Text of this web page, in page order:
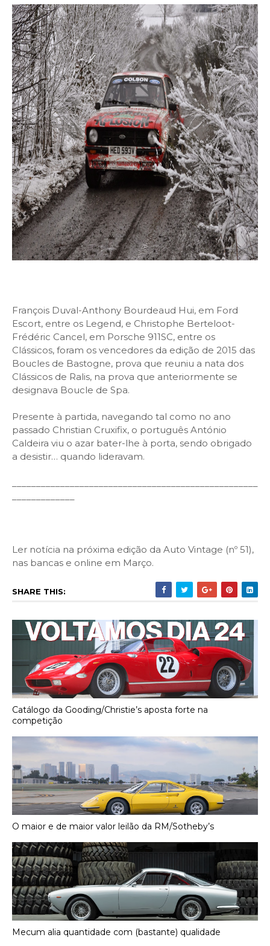
François Duval-Anthony Bourdeaud Hui, em Ford
Escort, entre os Legend, e Christophe Berteloot-
Frédéric Cancel, em Porsche 911SC, entre os
Clássicos, foram os vencedores da edição de 2015 das
Boucles de Bastogne, prova que reuniu a nata dos
Clássicos de Ralis, na prova que anteriormente se
designava Boucle de Spa.
Presente à partida, navegando tal como no ano
passado Christian Cruxifix, o português António
Caldeira viu o azar bater-lhe à porta, sendo obrigado
a desistir… quando lideravam.
Ler notícia na próxima edição da Auto Vintage (nº 51),
nas bancas e online em Março.
SHARE THIS:
Catálogo da Gooding/Christie’s aposta forte na
competição
O maior e de maior valor leilão da RM/Sotheby’s
Mecum alia quantidade com (bastante) qualidade